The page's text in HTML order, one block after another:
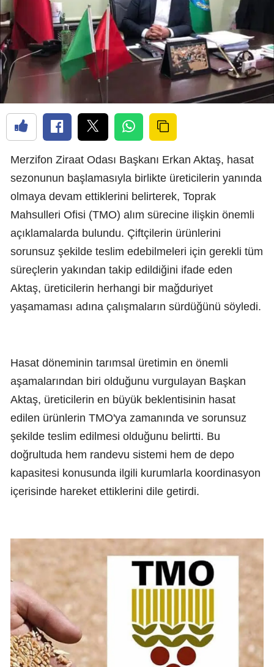
Merzifon Ziraat Odası Başkanı Erkan Aktaş, hasat
sezonunun başlamasıyla birlikte üreticilerin yanında
olmaya devam ettiklerini belirterek, Toprak
Mahsulleri Ofisi (TMO) alım sürecine ilişkin önemli
açıklamalarda bulundu. Çiftçilerin ürünlerini
sorunsuz şekilde teslim edebilmeleri için gerekli tüm
süreçlerin yakından takip edildiğini ifade eden
Aktaş, üreticilerin herhangi bir mağduriyet
yaşamaması adına çalışmaların sürdüğünü söyledi.
Hasat döneminin tarımsal üretimin en önemli
aşamalarından biri olduğunu vurgulayan Başkan
Aktaş, üreticilerin en büyük beklentisinin hasat
edilen ürünlerin TMO'ya zamanında ve sorunsuz
şekilde teslim edilmesi olduğunu belirtti. Bu
doğrultuda hem randevu sistemi hem de depo
kapasitesi konusunda ilgili kurumlarla koordinasyon
içerisinde hareket ettiklerini dile getirdi.